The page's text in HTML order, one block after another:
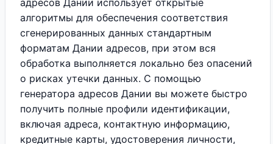
адресов Дании использует открытые
алгоритмы для обеспечения соответствия
сгенерированных данных стандартным
форматам Дании адресов, при этом вся
обработка выполняется локально без опасений
о рисках утечки данных. С помощью
генератора адресов Дании вы можете быстро
получить полные профили идентификации,
включая адреса, контактную информацию,
кредитные карты, удостоверения личности,